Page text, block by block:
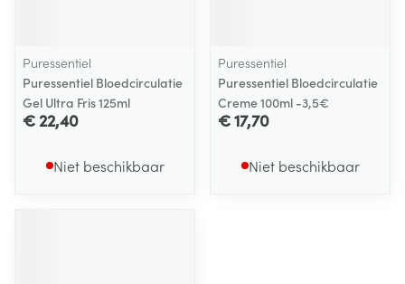
Puressentiel
Puressentiel Bloedcirculatie
Gel Ultra Fris 125ml
€ 22,40
Niet beschikbaar
Puressentiel
Puressentiel Bloedcirculatie
Creme 100ml -3,5€
€ 17,70
Niet beschikbaar